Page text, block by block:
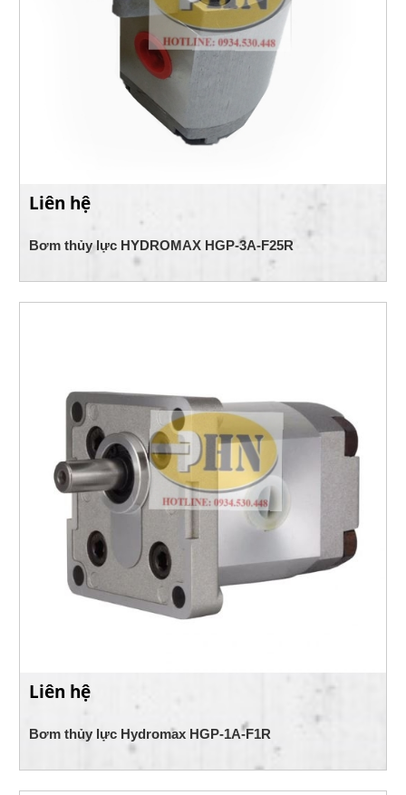
Liên hệ
Bơm thủy lực HYDROMAX HGP-3A-F25R
Liên hệ
Bơm thủy lực Hydromax HGP-1A-F1R